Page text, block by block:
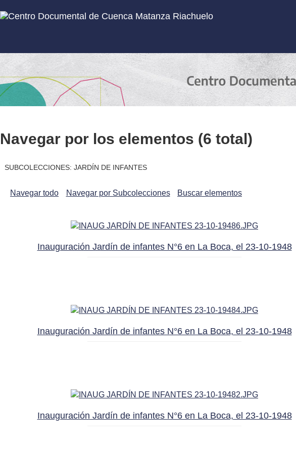
Inicio Subcolecciones
Navegar por los elementos (6 total)
SUBCOLECCIONES: JARDÍN DE INFANTES
Navegar todo Navegar por Subcolecciones Buscar elementos
Inauguración Jardín de infantes N°6 en La Boca, el 23-10-1948
Inauguración Jardín de infantes N°6 en La Boca, el 23-10-1948
Inauguración Jardín de infantes N°6 en La Boca, el 23-10-1948